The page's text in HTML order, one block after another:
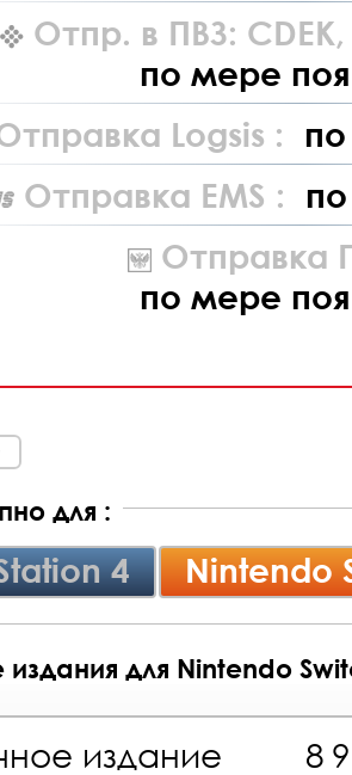
Отпр. в ПВЗ: CDEK,
по мере
Logsis :
Отправка EMS :
Отправка
по мере
для :
4 Nintendo
издания для Nintendo
издание 8